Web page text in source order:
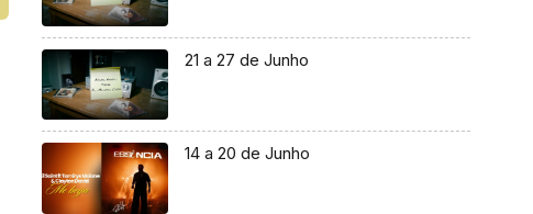
21 a 27 de Junho
14 a 20 de Junho